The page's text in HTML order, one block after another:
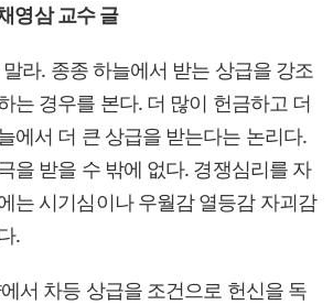
영삼 교수 글
라. 종종 하늘에서 받는 상급을 강조
는 경우를 본다. 더 많이 헌금하고 더
에서 더 큰 상급을 받는다는 논리다.
을 받을 수 밖에 없다. 경쟁심리를 자
는 시기심이나 우월감 열등감 자괴감
.
서 차등 상급을 조건으로 헌신을 독